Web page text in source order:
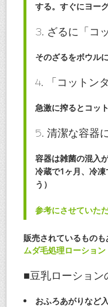
する。すぐにヨー
3. ざるに「コ
そのざるをボウル
4. 「コットン
急激に搾るとコッ
5. 清潔な容器
容器は雑菌の混入
冷蔵で1ヶ月、冷
う）
参考にさせていた
販売されているものも
ムダ毛処理ローション
■豆乳ローション
おふろあがりなど